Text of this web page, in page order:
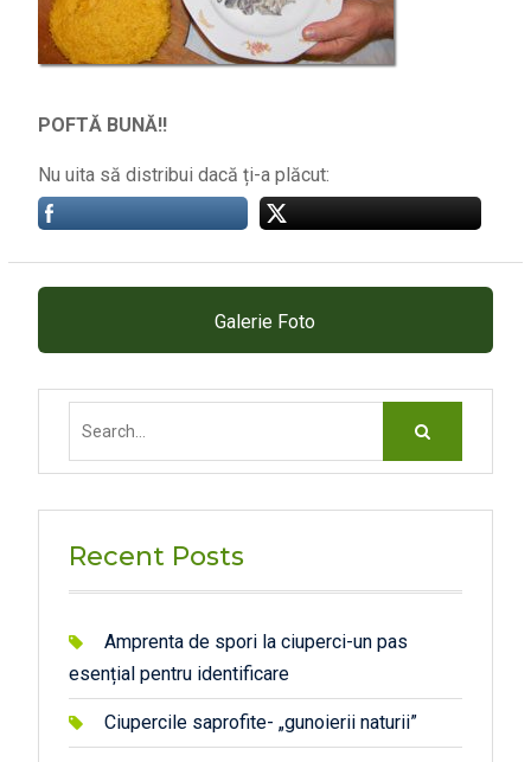
POFTĂ BUNĂ!!
Nu uita să distribui dacă ți-a plăcut:
Galerie Foto
Recent Posts
Amprenta de spori la ciuperci-un pas
esențial pentru identificare
Ciupercile saprofite- „gunoierii naturii”